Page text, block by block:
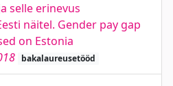
selle erinevus
näitel. Gender pay gap
on Estonia
bakalaureusetööd